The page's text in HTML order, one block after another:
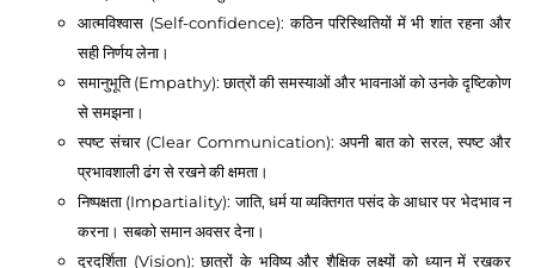
आत्मविश्वास (Self-confidence): कठिन परिस्थितियों में भी शांत रहना और
सही निर्णय लेना।
समानुभूति (Empathy): छात्रों की समस्याओं और भावनाओं को उनके दृष्टिकोण
से समझना।
स्पष्ट संचार (Clear Communication): अपनी बात को सरल, स्पष्ट और
प्रभावशाली ढंग से रखने की क्षमता।
निष्पक्षता (Impartiality): जाति, धर्म या व्यक्तिगत पसंद के आधार पर भेदभाव न
करना। सबको समान अवसर देना।
दूरदर्शिता (Vision): छात्रों के भविष्य और शैक्षिक लक्ष्यों को ध्यान में रखकर